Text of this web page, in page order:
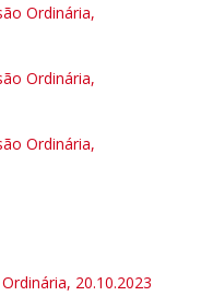
Ordinária,
Ordinária,
Ordinária,
20.10.2023